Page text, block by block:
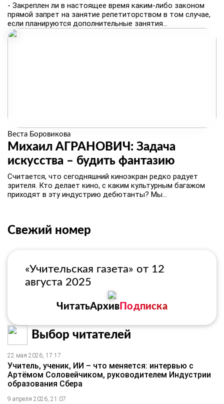
- Закреплен ли в настоящее время каким-либо законом
прямой запрет на занятие репетиторством в том случае,
если планируются дополнительные занятия...
Веста Боровикова
Михаил АГРАНОВИЧ: Задача
искусства – будить фантазию
Считается, что сегодняшний киноэкран редко радует
зрителя. Кто делает кино, с каким культурным багажом
приходят в эту индустрию дебютанты? Мы...
Свежий номер
«Учительская газета» от 12
августа 2025
ЧитатьАрхив Подписка
Выбор читателей
22 мая 2026, 17:17
Учитель, ученик, ИИ – что меняется: интервью с
Артёмом Соловейчиком, руководителем Индустрии
образования Сбера
9 апреля 2026, 21:07